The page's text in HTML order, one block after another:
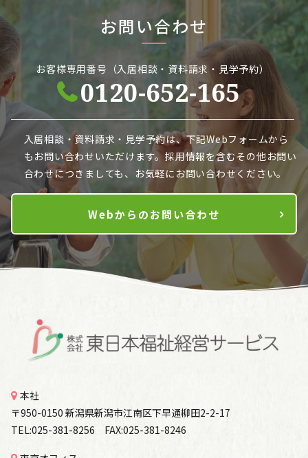
お問い合わせ
お客様専用番号（入居相談・資料請求・見学予約）
0120-652-165
入居相談・資料請求・見学予約は、下記Webフォームから
も お問い合わせいただけます。採用情報を含むその他お問い
合わせにつきましても、お気軽にお問い合わせください。
Webからのお問い合わせ
本社
〒950-0150 新潟県新潟市江南区下早通柳田2-2-17
TEL:025-381-8256 FAX:025-381-8246